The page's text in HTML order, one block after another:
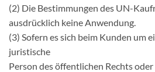
(2) Die Bestimmungen des UN-
ausdrücklich keine Anwendung.
(3) Sofern es sich beim Kunden um
juristische
Person des öffentlichen Rechts